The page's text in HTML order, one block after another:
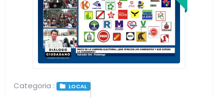
Categoria : LOCAL